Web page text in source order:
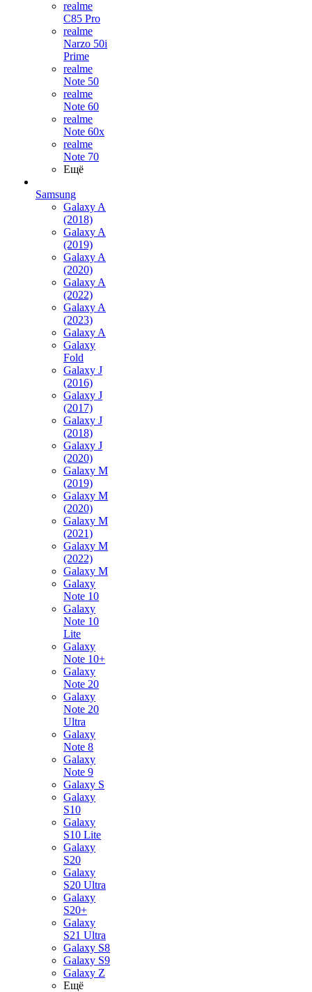
realme
C85 Pro
realme
Narzo 50i
Prime
realme
Note 50
realme
Note 60
realme
Note 60x
realme
Note 70
Ещё
Samsung
Galaxy A
(2018)
Galaxy A
(2019)
Galaxy A
(2020)
Galaxy A
(2022)
Galaxy A
(2023)
Galaxy A
Galaxy
Fold
Galaxy J
(2016)
Galaxy J
(2017)
Galaxy J
(2018)
Galaxy J
(2020)
Galaxy M
(2019)
Galaxy M
(2020)
Galaxy M
(2021)
Galaxy M
(2022)
Galaxy M
Galaxy
Note 10
Galaxy
Note 10
Lite
Galaxy
Note 10+
Galaxy
Note 20
Galaxy
Note 20
Ultra
Galaxy
Note 8
Galaxy
Note 9
Galaxy S
Galaxy
S10
Galaxy
S10 Lite
Galaxy
S20
Galaxy
S20 Ultra
Galaxy
S20+
Galaxy
S21 Ultra
Galaxy S8
Galaxy S9
Galaxy Z
Ещё